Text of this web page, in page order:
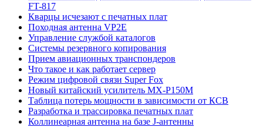
FT-817
Кварцы исчезают с печатных плат
Походная антенна VP2E
Управление службой каталогов
Системы резервного копирования
Прием авиационных транспондеров
Что такое и как работает сервер
Режим цифровой связи Super Fox
Новый китайский усилитель MX-P150M
Таблица потерь мощности в зависимости от КСВ
Разработка и трассировка печатных плат
Коллинеарная антенна на базе J-антенны